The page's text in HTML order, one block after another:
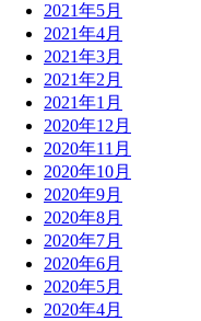
2021年5月
2021年4月
2021年3月
2021年2月
2021年1月
2020年12月
2020年11月
2020年10月
2020年9月
2020年8月
2020年7月
2020年6月
2020年5月
2020年4月